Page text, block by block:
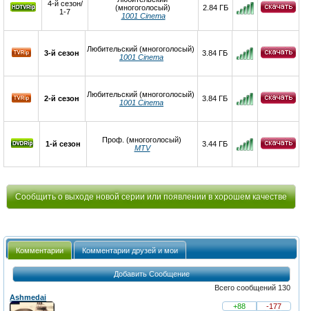
4-й сезон/
1-7
(многоголосый)
1001 Cinema
2.84 ГБ
3-й сезон
Любительский (многоголосый)
1001 Cinema
3.84 ГБ
2-й сезон
Любительский (многоголосый)
1001 Cinema
3.84 ГБ
1-й сезон
Проф. (многоголосый)
MTV
3.44 ГБ
Сообщить о выходе новой серии или появлении в хорошем качестве
Комментарии Комментарии друзей и мои
Добавить Сообщение
Всего сообщений 130
Ashmedai
+88
-177